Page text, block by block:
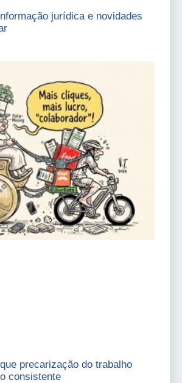
jurídica e novidades
precarização do trabalho
consistente